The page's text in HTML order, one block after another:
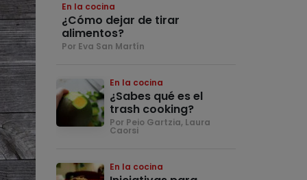
En la cocina
¿Cómo dejar de tirar
alimentos?
Por Eva San Martín
En la cocina
¿Sabes qué es el
trash cooking?
Por Peio Gartzia, Laura
Caorsi
En la cocina